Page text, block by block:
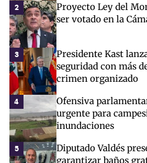
2
Proyecto Ley del
ser votado en la
3
Presidente Kast
seguridad con más
crimen organizado
4
Ofensiva
urgente para
inundaciones
5
Diputado Valdés
garantizar baños